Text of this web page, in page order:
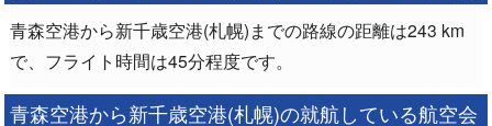
青森空港から新千歳空港(札幌)までの路線の距離は243 km
で、フライト時間は45分程度です。
青森空港から新千歳空港(札幌)の就航している航空会